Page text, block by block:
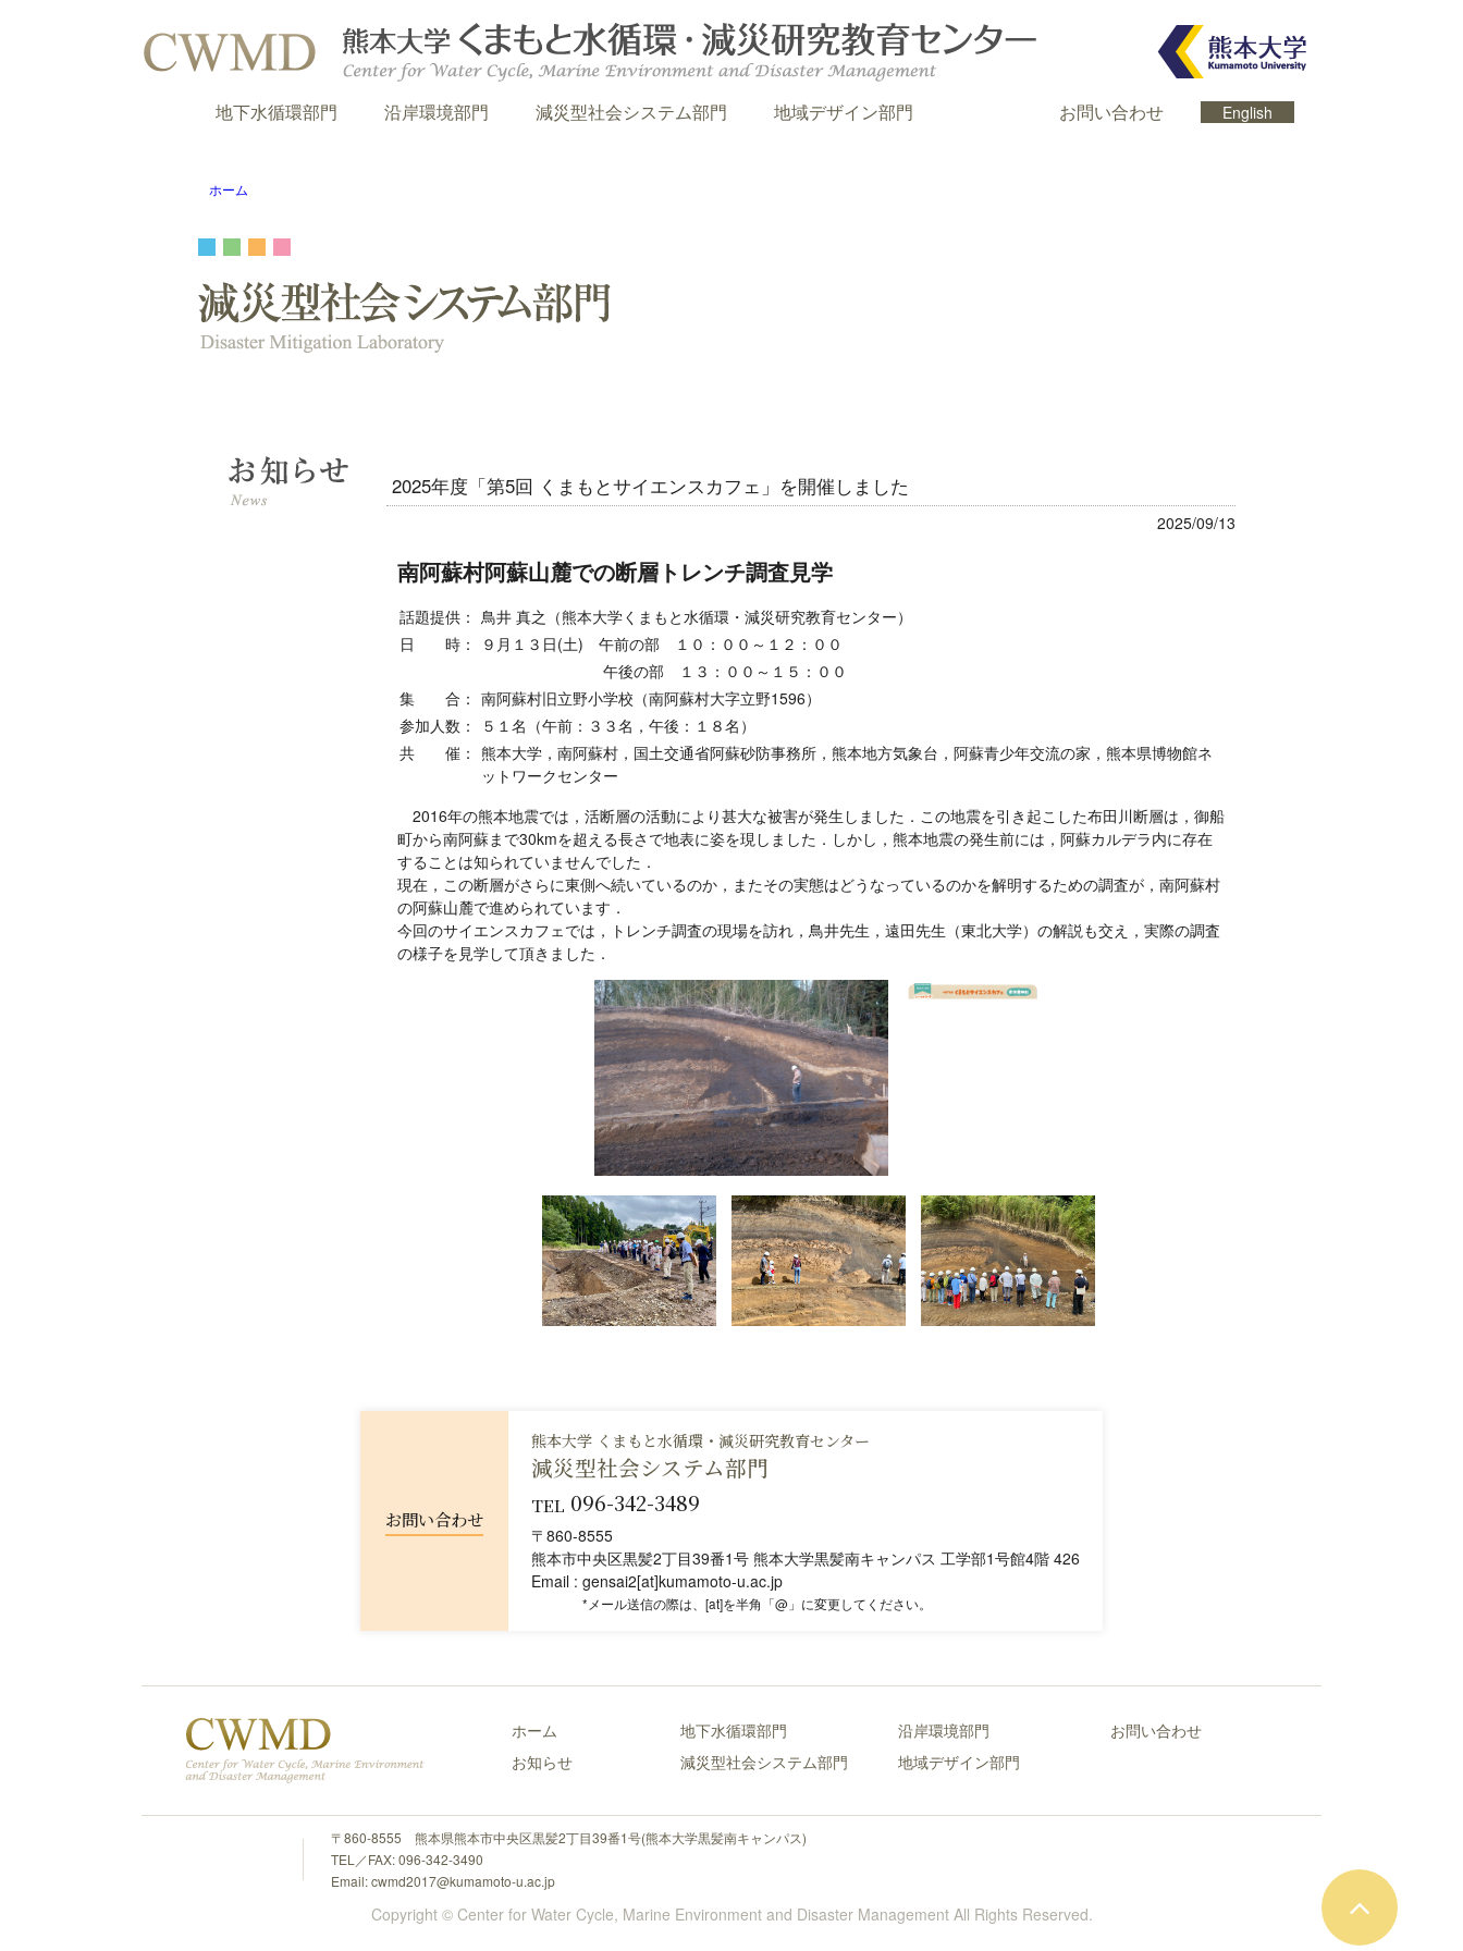
地下水循環部門 沿岸環境部門 減災型社会システム部門 地域デザイン部門 お問い合わせ English
ホーム
2025年度「第5回 くまもとサイエンスカフェ」を開催しました
2025/09/13
南阿蘇村阿蘇山麓での断層トレンチ調査見学
話題提供： 鳥井 真之（熊本大学くまもと水循環・減災研究教育センター）
日 時：
９月１３日(土) 午前の部 １０：００～１２：００
午後の部 １３：００～１５：００
集 合： 南阿蘇村旧立野小学校（南阿蘇村大字立野1596）
参加人数：
５１名（午前：３３名，午後：１８名）
共 催： 熊本大学，南阿蘇村，国土交通省阿蘇砂防事務所，熊本地方気象台，阿蘇青少年交流の家，熊本県博物館ネ
ットワークセンター
2016年の熊本地震では，活断層の活動により甚大な被害が発生しました．この地震を引き起こした布田川断層は，御船
町から南阿蘇まで30kmを超える長さで地表に姿を現しました．しかし，熊本地震の発生前には，阿蘇カルデラ内に存在
することは知られていませんでした．
現在，この断層がさらに東側へ続いているのか，またその実態はどうなっているのかを解明するための調査が，南阿蘇村
の阿蘇山麓で進められています．
今回のサイエンスカフェでは，トレンチ調査の現場を訪れ，鳥井先生，遠田先生（東北大学）の解説も交え，実際の調査
の様子を見学して頂きました．
お問い合わせ
熊本大学 くまもと水循環・減災研究教育センター
減災型社会システム部門
TEL 096-342-3489
〒860-8555
熊本市中央区黒髪2丁目39番1号 熊本大学黒髪南キャンパス 工学部1号館4階 426
Email
gensai2[at]kumamoto-u.ac.jp
メール送信の際は、[at]を半角「@」に変更してください。
ホーム
お知らせ
地下水循環部門
沿岸環境部門
減災型社会システム部門
地域デザイン部門
お問い合わせ
〒860-8555 熊本県熊本市中央区黒髪2丁目39番1号(熊本大学黒髪南キャンパス)